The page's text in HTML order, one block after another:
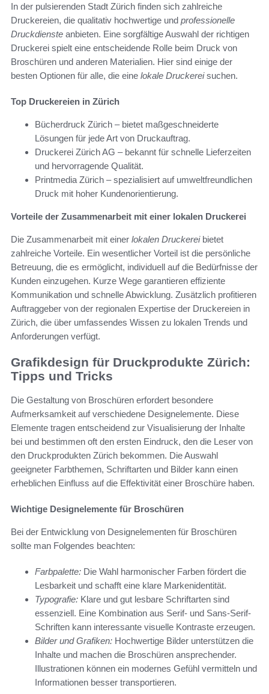
In der pulsierenden Stadt Zürich finden sich zahlreiche
Druckereien, die qualitativ hochwertige und professionelle
Druckdienste anbieten. Eine sorgfältige Auswahl der richtigen
Druckerei spielt eine entscheidende Rolle beim Druck von
Broschüren und anderen Materialien. Hier sind einige der
besten Optionen für alle, die eine lokale Druckereisuchen.
Top Druckereien in Zürich
Bücherdruck Zürich – bietet maßgeschneiderte
Lösungen für jede Art von Druckauftrag.
Druckerei Zürich AG – bekannt für schnelle Lieferzeiten
und hervorragende Qualität.
Printmedia Zürich – spezialisiert auf umweltfreundlichen
Druck mit hoher Kundenorientierung.
Vorteile der Zusammenarbeit mit einer lokalen Druckerei
Die Zusammenarbeit mit einer lokalen Druckereibietet
zahlreiche Vorteile. Ein wesentlicher Vorteil ist die persönliche
Betreuung, die es ermöglicht, individuell auf die Bedürfnisse der
Kunden einzugehen. Kurze Wege garantieren effiziente
Kommunikation und schnelle Abwicklung. Zusätzlich profitieren
Auftraggeber von der regionalen Expertise der Druckereien in
Zürich, die über umfassendes Wissen zu lokalen Trends und
Anforderungen verfügt.
Grafikdesign für Druckprodukte Zürich:
Tipps und Tricks
Die Gestaltung von Broschüren erfordert besondere
Aufmerksamkeit auf verschiedene Designelemente. Diese
Elemente tragen entscheidend zur Visualisierung der Inhalte
bei und bestimmen oft den ersten Eindruck, den die Leser von
den Druckprodukten Zürich bekommen. Die Auswahl
geeigneter Farbthemen, Schriftarten und Bilder kann einen
erheblichen Einfluss auf die Effektivität einer Broschüre haben.
Wichtige Designelemente für Broschüren
Bei der Entwicklung von Designelementen für Broschüren
sollte man Folgendes beachten:
Farbpalette: Die Wahl harmonischer Farben fördert die
Lesbarkeit und schafft eine klare Markenidentität.
Typografie: Klare und gut lesbare Schriftarten sind
essenziell. Eine Kombination aus Serif- und Sans-Serif-
Schriften kann interessante visuelle Kontraste erzeugen.
Bilder und Grafiken: Hochwertige Bilder unterstützen die
Inhalte und machen die Broschüren ansprechender.
Illustrationen können ein modernes Gefühl vermitteln und
Informationen besser transportieren.